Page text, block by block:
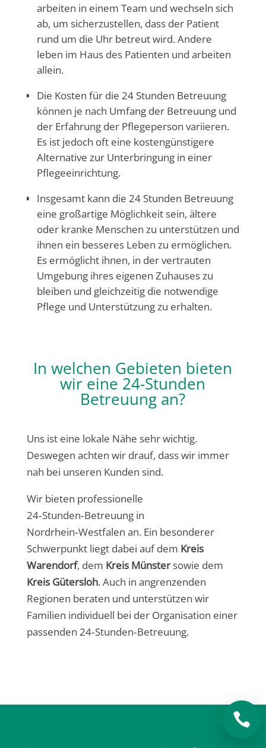
arbeiten in einem Team und wechseln sich
ab, um sicherzustellen, dass der Patient
rund um die Uhr betreut wird. Andere
leben im Haus des Patienten und arbeiten
allein.
Die Kosten für die 24 Stunden Betreuung
können je nach Umfang der Betreuung und
der Erfahrung der Pflegeperson variieren.
Es ist jedoch oft eine kostengünstigere
Alternative zur Unterbringung in einer
Pflegeeinrichtung.
Insgesamt kann die 24 Stunden Betreuung
eine großartige Möglichkeit sein, ältere
oder kranke Menschen zu unterstützen und
ihnen ein besseres Leben zu ermöglichen.
Es ermöglicht ihnen, in der vertrauten
Umgebung ihres eigenen Zuhauses zu
bleiben und gleichzeitig die notwendige
Pflege und Unterstützung zu erhalten.
In welchen Gebieten bieten
wir eine 24-Stunden
Betreuung an?
Uns ist eine lokale Nähe sehr wichtig.
Deswegen achten wir drauf, dass wir immer
nah bei unseren Kunden sind.
Wir bieten professionelle
24‑Stunden‑Betreuung in
Nordrhein‑Westfalen an. Ein besonderer
Schwerpunkt liegt dabei auf dem Kreis
Warendorf, dem Kreis Münstersowie dem
Kreis Gütersloh. Auch in angrenzenden
Regionen beraten und unterstützen wir
Familien individuell bei der Organisation einer
passenden 24‑Stunden‑Betreuung.